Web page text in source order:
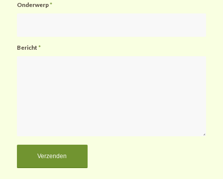
Onderwerp*
Bericht *